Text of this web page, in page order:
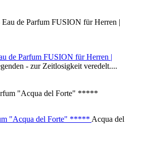
de Parfum FUSION für Herren |
- zur Zeitlosigkeit veredelt....
"Acqua del Forte" ***** Acqua del